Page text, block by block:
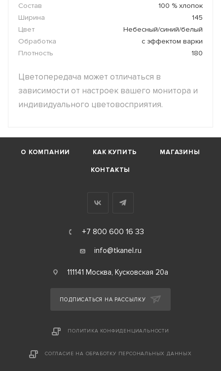
Состав
100 % хлопок
Ширина
145
Цвет
Небесный/синий/белый
Обработка
с эффектом варки
Плотность
180
Цветопередача может отличаться в
зависимости от настроек вашего монитора и
индивидуального цветовосприятия.
О КОМПАНИИ КАК КУПИТЬ МАГАЗИНЫ
КОНТАКТЫ
+7 800 600 16 33
info@tkanel.ru
111141 Москва, Кусковская 20а
ПОДПИСАТЬСЯ НА РАССЫЛКУ
ПОЛИТИКА КОНФИДЕНЦИАЛЬНОСТИ
СОГЛАСИЕ НА ОБРАБОТКУ ПЕРСОНАЛЬНЫХ ДАННЫХ